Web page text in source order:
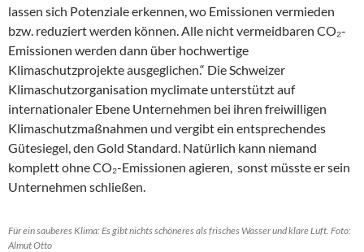
lassen sich Potenziale erkennen, wo Emissionen vermieden
bzw. reduziert werden können. Alle nicht vermeidbaren CO₂-
Emissionen werden dann über hochwertige
Klimaschutzprojekte ausgeglichen.“ Die Schweizer
Klimaschutzorganisation myclimate unterstützt auf
internationaler Ebene Unternehmen bei ihren freiwilligen
Klimaschutzmaßnahmen und vergibt ein entsprechendes
Gütesiegel, den Gold Standard. Natürlich kann niemand
komplett ohne CO₂-Emissionen agieren, sonst müsste er sein
Unternehmen schließen.
Für ein sauberes Klima: Es gibt nichts schöneres als frisches Wasser und klare Luft. Foto:
Almut Otto